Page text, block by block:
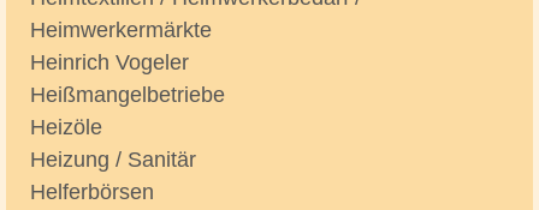
Heimwerkermärkte
Heinrich Vogeler
Heißmangelbetriebe
Heizöle
Heizung / Sanitär
Helferbörsen